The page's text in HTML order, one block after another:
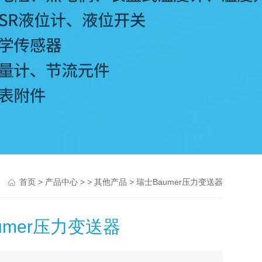
首页> 产品中心> > 其他产品 > 瑞士Baumer压力变送器
压力变送器